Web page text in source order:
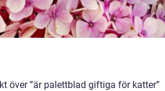
över ”är palettblad giftiga för katter”